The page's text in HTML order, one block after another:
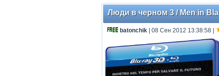
Люди в черном 3 / Men in
batonchik | 08 Сен 2012 13:38:58